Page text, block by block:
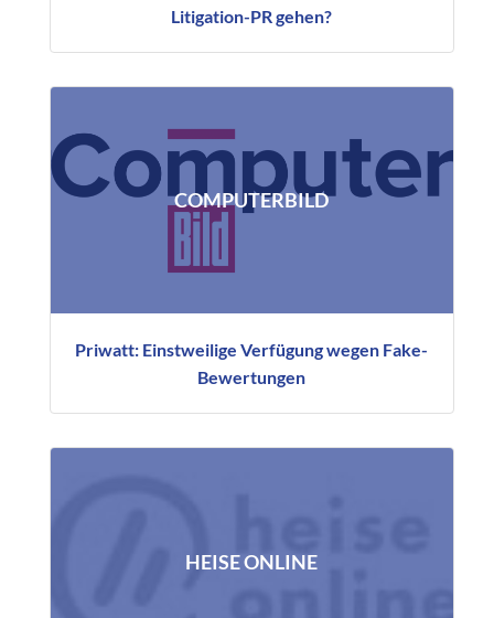
Litigation-PR gehen?
COMPUTERBILD
Priwatt: Einstweilige Verfügung wegen Fake-
Bewertungen
HEISE ONLINE